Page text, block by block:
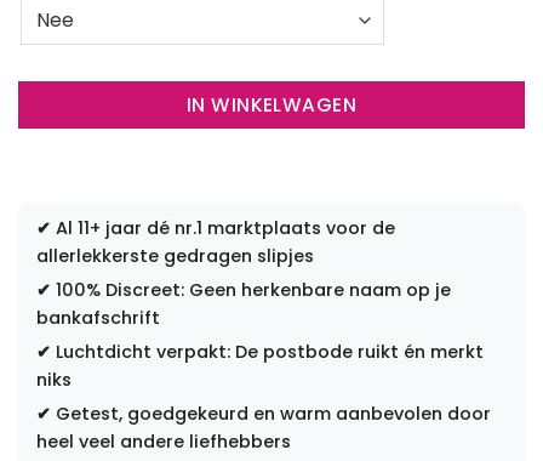
IN WINKELWAGEN
✔ Al 11+ jaar dé nr.1 marktplaats voor de
allerlekkerste gedragen slipjes
✔ 100% Discreet: Geen herkenbare naam op je
bankafschrift
✔ Luchtdicht verpakt: De postbode ruikt én merkt
niks
✔ Getest, goedgekeurd en warm aanbevolen door
heel veel andere liefhebbers